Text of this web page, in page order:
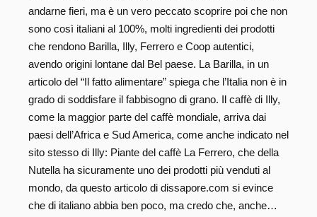
andarne fieri, ma è un vero peccato scoprire poi che non
sono così italiani al 100%, molti ingredienti dei prodotti
che rendono Barilla, Illy, Ferrero e Coop autentici,
avendo origini lontane dal Bel paese. La Barilla, in un
articolo del “Il fatto alimentare” spiega che l’Italia non è in
grado di soddisfare il fabbisogno di grano. Il caffè di Illy,
come la maggior parte del caffè mondiale, arriva dai
paesi dell’Africa e Sud America, come anche indicato nel
sito stesso di Illy: Piante del caffè La Ferrero, che della
Nutella ha sicuramente uno dei prodotti più venduti al
mondo, da questo articolo di dissapore.com si evince
che di italiano abbia ben poco, ma credo che, anche…